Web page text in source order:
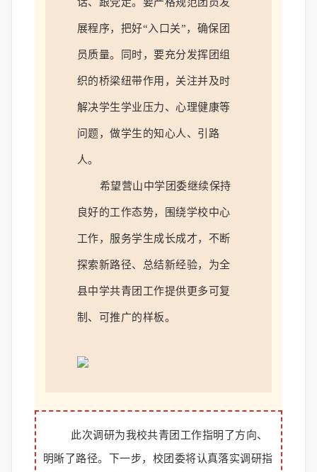
展程序， 把好“ 入口关”， 确保 团
员质量。 同时，要充分发挥团组
织的桥梁纽带作用， 关注并及时
解决学生学业压力、心理健康等
问题，做学生的知心人、引路
人。
希望营山中学 团委继续保持
良好的工作态势，围绕学校中心
工作，服务学生成长成才，不断
探索新路径、总结新经验，为全
县中学共青团工作提供更多可复
制、可推广的样板。
此次调研为我校共青团工作指明了方向、
明晰了路径。下一步，校团委将认真落实调研指